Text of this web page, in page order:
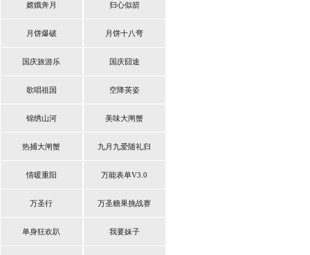
嫦娥奔月 归心似箭
月饼爆破 月饼十八弯
国庆旅游乐 国庆囧途
歌唱祖国 空降英姿
锦绣山河 美味大闸蟹
热捕大闸蟹 九月九爱随礼归
情暖重阳 万能表单V3.0
万圣行 万圣糖果挑战赛
单身狂欢趴 我要妹子